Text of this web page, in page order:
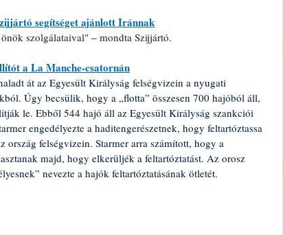
segítséget ajánlott Iránnak
szolgálataival" ‒ mondta Szijjártó.
a La Manche-csatornán
át az Egyesült Királyság felségvizein a nyugati
Úgy becsülik, hogy a „flotta” összesen 700 hajóból áll,
le. Ebből 544 hajó áll az Egyesült Királyság szankciói
engedélyezte a haditengerészetnek, hogy feltartóztassa
felségvizein. Starmer arra számított, hogy a
majd, hogy elkerüljék a feltartóztatást. Az orosz
nevezte a hajók feltartóztatásának ötletét.